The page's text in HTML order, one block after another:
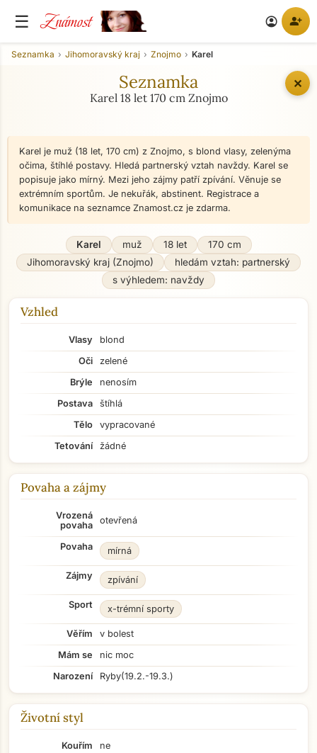
☰ Známost account_circle person_add
✕
Seznamka Jihomoravský kraj Znojmo Karel
Seznamka
Karel 18 let 170 cm Znojmo
Karel je muž (18 let, 170 cm) z Znojmo, s blond vlasy, zelenýma
očima, štíhlé postavy. Hledá partnerský vztah navždy. Karel se
popisuje jako mírný. Mezi jeho zájmy patří zpívání. Věnuje se
extrémním sportům. Je nekuřák, abstinent. Registrace a
komunikace na seznamce Znamost.cz je zdarma.
Karel muž 18 let
170 cm
Jihomoravský kraj (Znojmo)
hledám vztah: partnerský
s výhledem: navždy
Vzhled
Vlasy
blond
Oči
zelené
Brýle
nenosím
Postava
štíhlá
Tělo
vypracované
Tetování
žádné
Povaha a zájmy
Vrozená
povaha
otevřená
Povaha mírná
Zájmy zpívání
Sport x-trémní sporty
Věřím
v bolest
Mám se
nic moc
Narození
Ryby(19.2.-19.3.)
Životní styl
Kouřím
ne